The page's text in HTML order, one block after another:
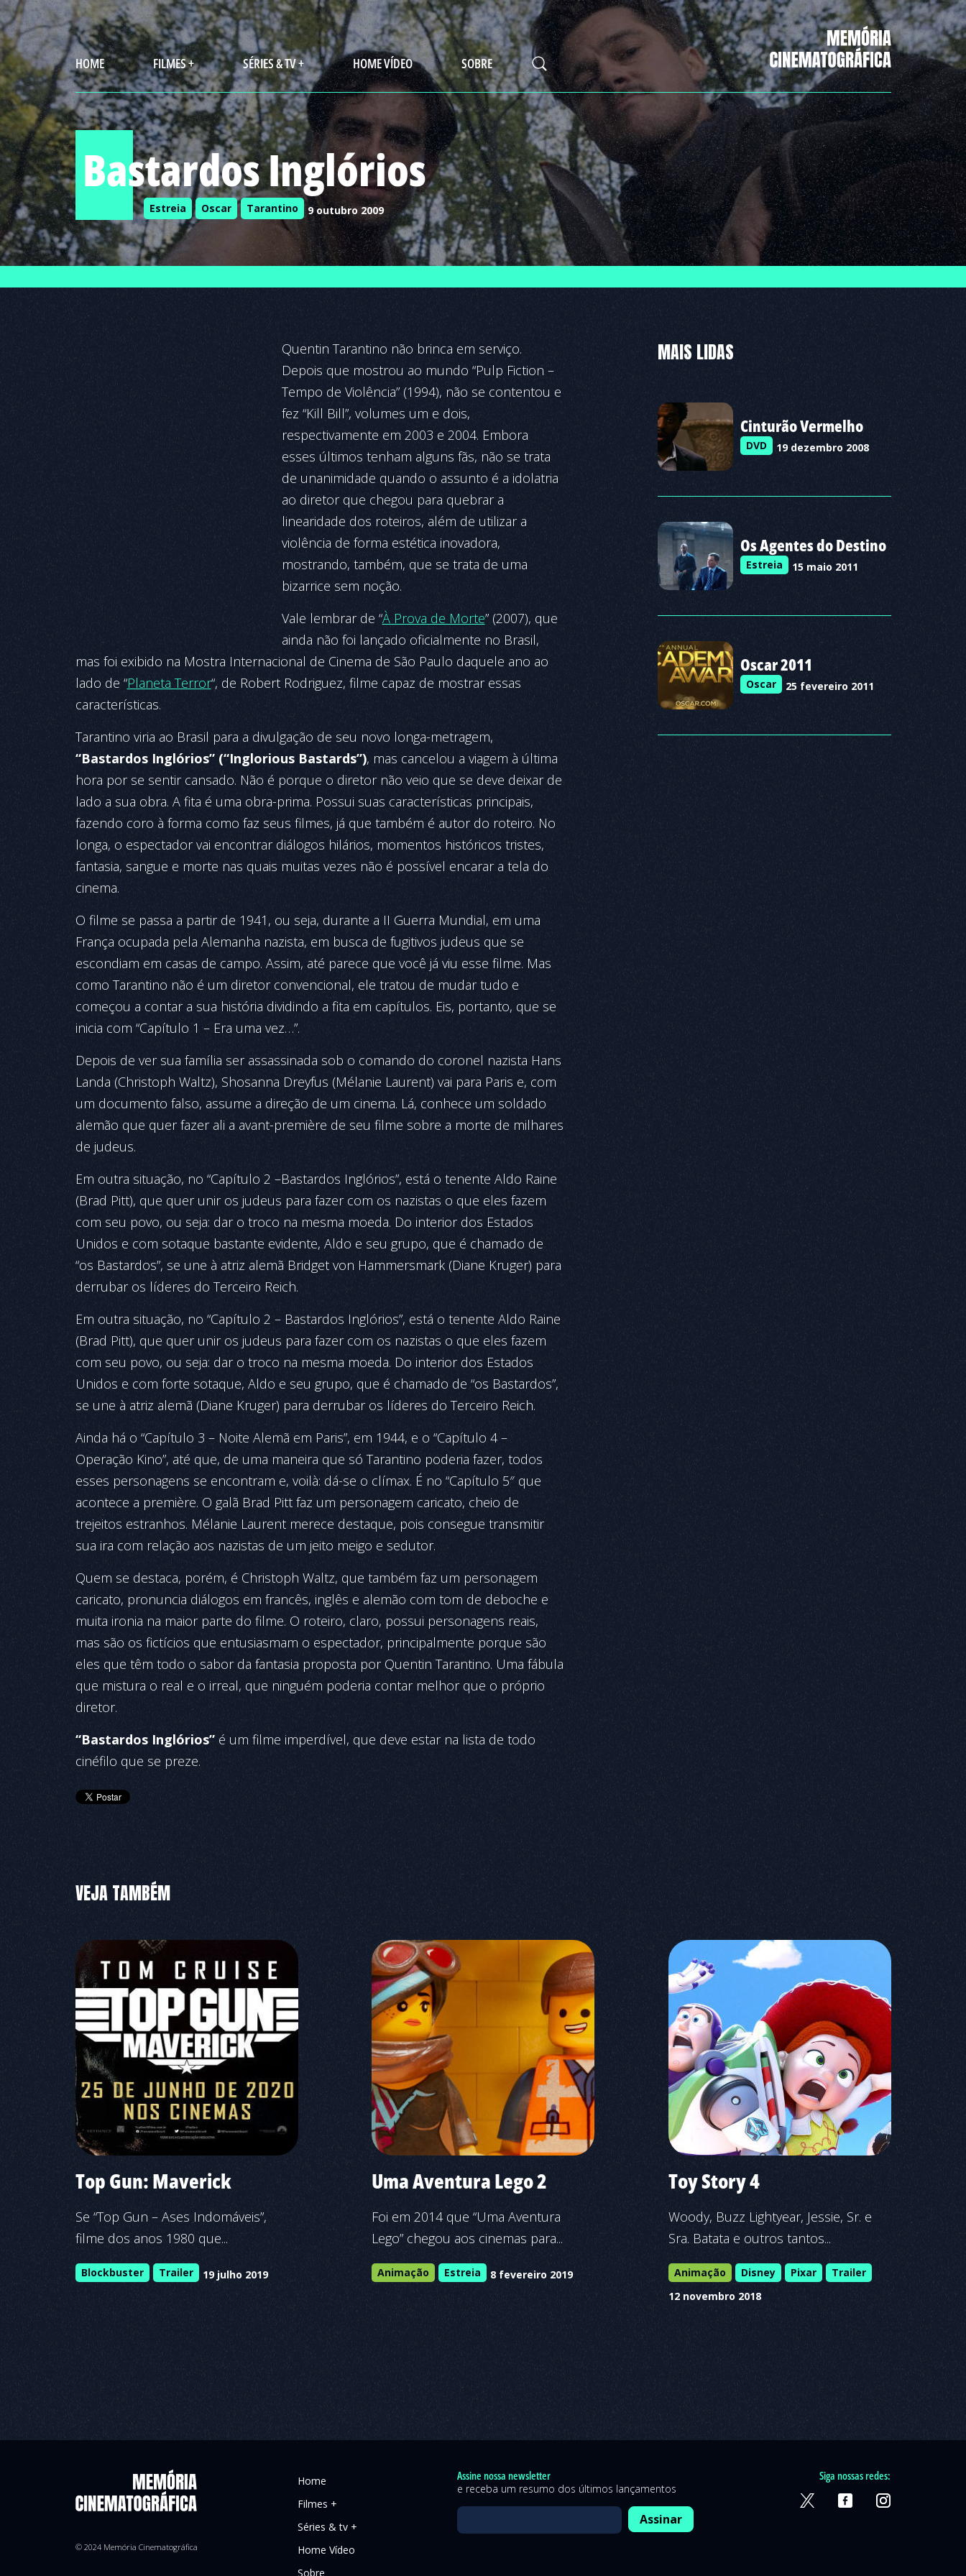
HOME FILMES + SÉRIES & TV + HOME VÍDEO SOBRE
Bastardos Inglórios
Estreia Oscar Tarantino 9 outubro 2009
Quentin Tarantino não brinca em serviço.
Depois que mostrou ao mundo “Pulp Fiction –
Tempo de Violência” (1994), não se contentou e
fez “Kill Bill”, volumes um e dois,
respectivamente em 2003 e 2004. Embora
esses últimos tenham alguns fãs, não se trata
de unanimidade quando o assunto é a idolatria
ao diretor que chegou para quebrar a
linearidade dos roteiros, além de utilizar a
violência de forma estética inovadora,
mostrando, também, que se trata de uma
bizarrice sem noção.
Vale lembrar de “À Prova de Morte” (2007), que
ainda não foi lançado oficialmente no Brasil,
mas foi exibido na Mostra Internacional de Cinema de São Paulo daquele ano ao
lado de “Planeta Terror“, de Robert Rodriguez, filme capaz de mostrar essas
características.
Tarantino viria ao Brasil para a divulgação de seu novo longa-metragem,
“Bastardos Inglórios” (“Inglorious Bastards”), mas cancelou a viagem à última
hora por se sentir cansado. Não é porque o diretor não veio que se deve deixar de
lado a sua obra. A fita é uma obra-prima. Possui suas características principais,
fazendo coro à forma como faz seus filmes, já que também é autor do roteiro. No
longa, o espectador vai encontrar diálogos hilários, momentos históricos tristes,
fantasia, sangue e morte nas quais muitas vezes não é possível encarar a tela do
cinema.
O filme se passa a partir de 1941, ou seja, durante a II Guerra Mundial, em uma
França ocupada pela Alemanha nazista, em busca de fugitivos judeus que se
escondiam em casas de campo. Assim, até parece que você já viu esse filme. Mas
como Tarantino não é um diretor convencional, ele tratou de mudar tudo e
começou a contar a sua história dividindo a fita em capítulos. Eis, portanto, que se
inicia com “Capítulo 1 – Era uma vez…”.
Depois de ver sua família ser assassinada sob o comando do coronel nazista Hans
Landa (Christoph Waltz), Shosanna Dreyfus (Mélanie Laurent) vai para Paris e, com
um documento falso, assume a direção de um cinema. Lá, conhece um soldado
alemão que quer fazer ali a avant-première de seu filme sobre a morte de milhares
de judeus.
Em outra situação, no “Capítulo 2 –Bastardos Inglórios”, está o tenente Aldo Raine
(Brad Pitt), que quer unir os judeus para fazer com os nazistas o que eles fazem
com seu povo, ou seja: dar o troco na mesma moeda. Do interior dos Estados
Unidos e com sotaque bastante evidente, Aldo e seu grupo, que é chamado de
“os Bastardos”, se une à atriz alemã Bridget von Hammersmark (Diane Kruger) para
derrubar os líderes do Terceiro Reich.
Em outra situação, no “Capítulo 2 – Bastardos Inglórios”, está o tenente Aldo Raine
(Brad Pitt), que quer unir os judeus para fazer com os nazistas o que eles fazem
com seu povo, ou seja: dar o troco na mesma moeda. Do interior dos Estados
Unidos e com forte sotaque, Aldo e seu grupo, que é chamado de “os Bastardos”,
se une à atriz alemã (Diane Kruger) para derrubar os líderes do Terceiro Reich.
Ainda há o “Capítulo 3 – Noite Alemã em Paris”, em 1944, e o “Capítulo 4 –
Operação Kino”, até que, de uma maneira que só Tarantino poderia fazer, todos
esses personagens se encontram e, voilà: dá-se o clímax. É no “Capítulo 5″ que
acontece a première. O galã Brad Pitt faz um personagem caricato, cheio de
trejeitos estranhos. Mélanie Laurent merece destaque, pois consegue transmitir
sua ira com relação aos nazistas de um jeito meigo e sedutor.
Quem se destaca, porém, é Christoph Waltz, que também faz um personagem
caricato, pronuncia diálogos em francês, inglês e alemão com tom de deboche e
muita ironia na maior parte do filme. O roteiro, claro, possui personagens reais,
mas são os fictícios que entusiasmam o espectador, principalmente porque são
eles que têm todo o sabor da fantasia proposta por Quentin Tarantino. Uma fábula
que mistura o real e o irreal, que ninguém poderia contar melhor que o próprio
diretor.
“Bastardos Inglórios”é um filme imperdível, que deve estar na lista de todo
cinéfilo que se preze.
MAIS LIDAS
Cinturão Vermelho
DVD 19 dezembro 2008
Os Agentes do Destino
Estreia 15 maio 2011
Oscar 2011
Oscar 25 fevereiro 2011
VEJA TAMBÉM
Top Gun: Maverick
Se “Top Gun – Ases Indomáveis”,
filme dos anos 1980 que...
Blockbuster Trailer 19 julho 2019
Uma Aventura Lego 2
Foi em 2014 que “Uma Aventura
Lego” chegou aos cinemas para...
Animação Estreia 8 fevereiro 2019
Toy Story 4
Woody, Buzz Lightyear, Jessie, Sr. e
Sra. Batata e outros tantos...
Animação Disney Pixar
Trailer
12 novembro 2018
© 2024 Memória Cinematográfica
Home
Filmes +
Séries & tv +
Home Vídeo
Sobre
Assine nossa newsletter
e receba um resumo dos últimos lançamentos
Siga nossas redes: